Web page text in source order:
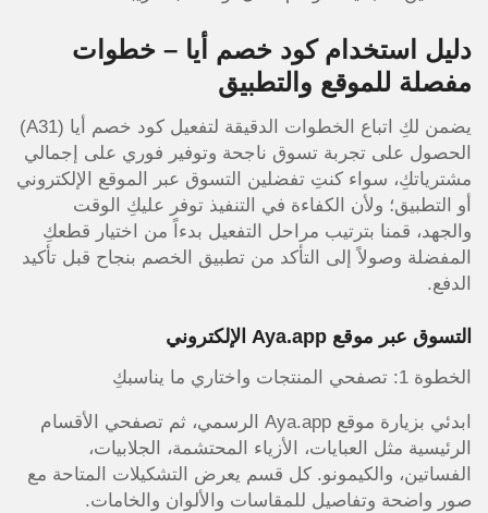
دليل استخدام كود خصم أيا – خطوات
مفصلة للموقع والتطبيق
يضمن لكِ اتباع الخطوات الدقيقة لتفعيل كود خصم أيا (A31)
الحصول على تجربة تسوق ناجحة وتوفير فوري على إجمالي
مشترياتكِ، سواء كنتِ تفضلين التسوق عبر الموقع الإلكتروني
أو التطبيق؛ ولأن الكفاءة في التنفيذ توفر عليكِ الوقت
والجهد، قمنا بترتيب مراحل التفعيل بدءاً من اختيار قطعكِ
المفضلة وصولاً إلى التأكد من تطبيق الخصم بنجاح قبل تأكيد
الدفع.
التسوق عبر موقع Aya.app الإلكتروني
الخطوة 1: تصفحي المنتجات واختاري ما يناسبكِ
ابدئي بزيارة موقع Aya.app الرسمي، ثم تصفحي الأقسام
الرئيسية مثل العبايات، الأزياء المحتشمة، الجلابيات،
الفساتين، والكيمونو. كل قسم يعرض التشكيلات المتاحة مع
صور واضحة وتفاصيل للمقاسات والألوان والخامات.